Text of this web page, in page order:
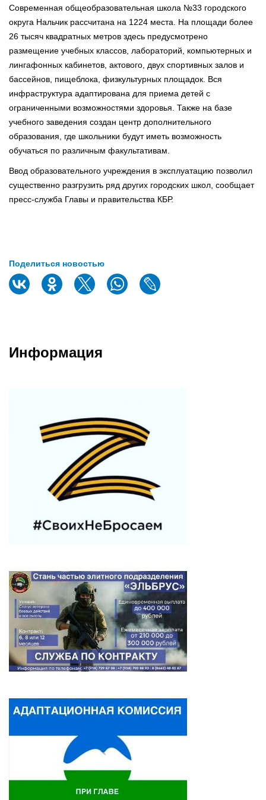
Современная общеобразовательная школа №33 городского
округа Нальчик рассчитана на 1224 места. На площади более
26 тысяч квадратных метров здесь предусмотрено
размещение учебных классов, лабораторий, компьютерных и
лингафонных кабинетов, актового, двух спортивных залов и
бассейнов, пищеблока, физкультурных площадок. Вся
инфраструктура адаптирована для приема детей с
ограниченными возможностями здоровья. Также на базе
учебного заведения создан центр дополнительного
образования, где школьники будут иметь возможность
обучаться по различным факультативам.
Ввод образовательного учреждения в эксплуатацию позволил
существенно разгрузить ряд других городских школ, сообщает
пресс-служба Главы и правительства КБР.
Поделиться новостью
Информация